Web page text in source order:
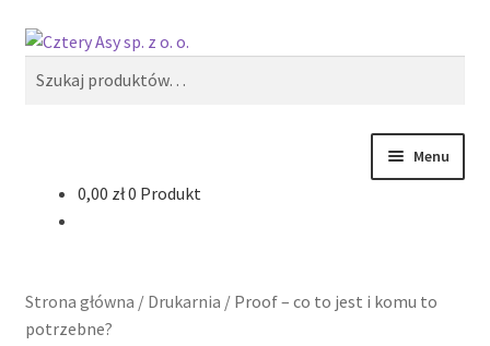
Przejdź
nawigacji
Przejdź
Szukaj
Menu
Produkty
Oferty specjalne
0,00 zł0 Produkt
Strona główna / Drukarnia / Proof – co to jest i komu to
potrzebne?